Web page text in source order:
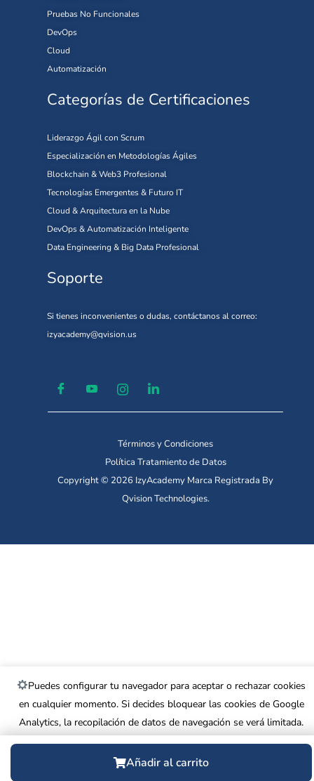
Añadir al carrito
Pruebas No Funcionales
DevOps
Cloud
Automatización
Categorías de Certificaciones
Liderazgo Ágil con Scrum
Especialización en Metodologías Ágiles
Blockchain & Web3 Profesional
Tecnologías Emergentes & Futuro IT
Cloud & Arquitectura en la Nube
DevOps & Automatización Inteligente
Data Engineering & Big Data Profesional
Soporte
Si tienes inconvenientes o dudas, contáctanos al correo:
izyacademy@qvision.us
Términos y Condiciones
Política Tratamiento de Datos
Copyright © 2026 IzyAcademy Marca Registrada By
Qvision Technologies.
Puedes configurar tu navegador para aceptar o rechazar cookies
en cualquier momento. Si decides bloquear las cookies de Google
Analytics, la recopilación de datos de navegación se verá limitada.
Más información.
Rechazar Aceptar